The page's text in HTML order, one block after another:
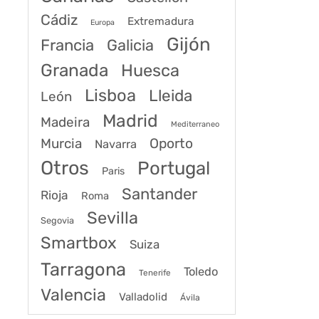
Cádiz
Europa Extremadura
Francia Galicia Gijón
Granada Huesca
León Lisboa Lleida
Madeira Madrid Mediterraneo
Murcia Navarra Oporto
Otros Paris Portugal
Rioja Roma Santander
Segovia
Sevilla
Smartbox
Suiza
Tarragona Tenerife Toledo
Valencia Valladolid Ávila